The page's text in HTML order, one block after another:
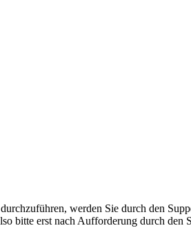
werden Sie durch den
bitte erst nach Aufforderung durch den